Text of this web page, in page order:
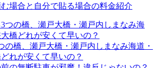
場合と自分で貼る場合の料金紹介
の橋、瀬戸大橋・瀬戸内しまなみ海道・
れが安くて早いの？